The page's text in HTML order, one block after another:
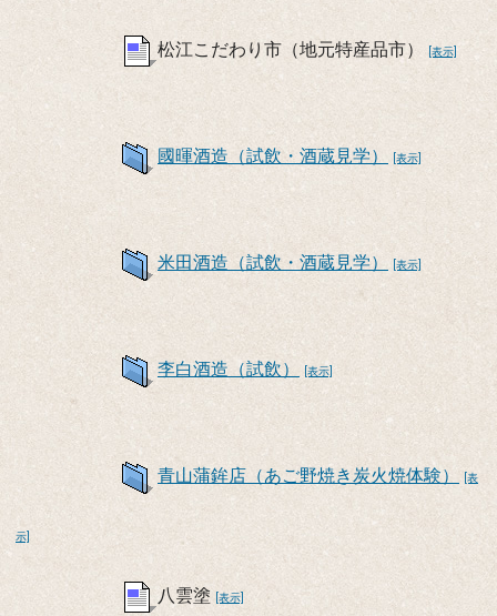
松江こだわり市（地元特産品市） [表示]
國暉酒造（試飲・酒蔵見学） [表示]
米田酒造（試飲・酒蔵見学） [表示]
李白酒造（試飲） [表示]
青山蒲鉾店（あご野焼き炭火焼体験） [表
示]
八雲塗 [表示]